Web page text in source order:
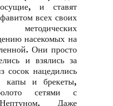
и ставят
всех своих
методических
насекомых на
Они просто
и взялись за
сосок нацедились
капы и брекеты,
сетями с
Даже